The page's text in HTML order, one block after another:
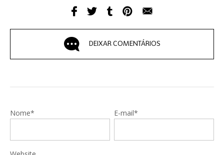
DEIXAR COMENTÁRIOS
Nome* E-mail*